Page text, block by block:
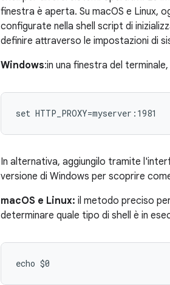
finestra è aperta. Su macOS e Linux,
configurate nella shell script di
definire attraverso le impostazioni di
Windows:in una finestra del
set HTTP_PROXY=myserver:1981
In alternativa, aggiungilo tramite
versione di Windows per scoprire
macOS e Linux: il metodo preciso
determinare quale tipo di shell è in
echo $0